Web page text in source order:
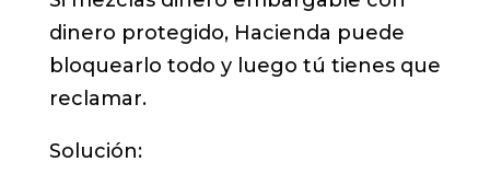
dinero protegido, Hacienda puede
bloquearlo todo y luego tú tienes que
reclamar.
Solución: